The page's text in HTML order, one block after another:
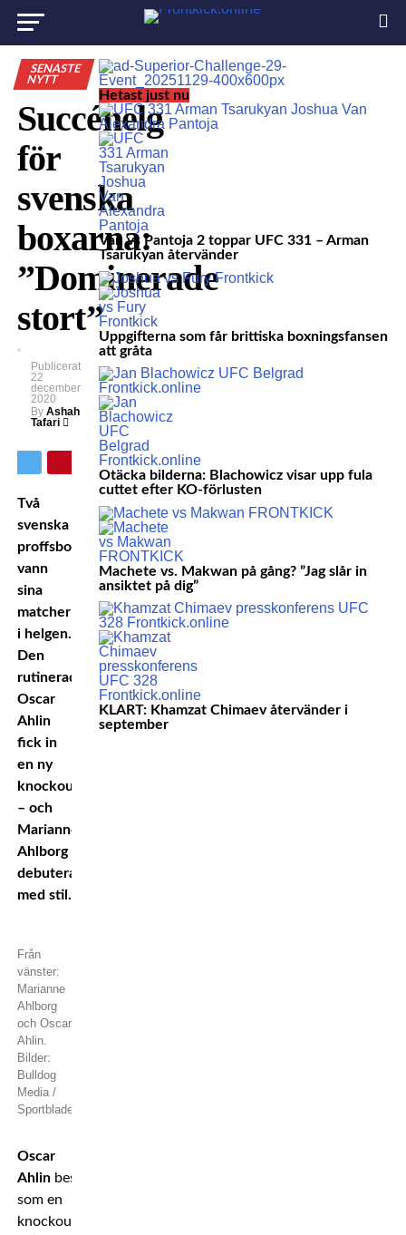
SENASTE
NYTT
Succéhelg
för
svenska
boxarna:
”Dominerade
stort”
Publicerat
22
december
2020
By Ashah
Tafari
Två
svenska
proffsboxare
vann
sina
matcher
i helgen.
Den
rutinerade
Oscar
Ahlin
fick in
en ny
knockoutseger
– och
Marianne
Ahlborg
debuterade
med stil.
Från
vänster:
Marianne
Ahlborg
och Oscar
Ahlin.
Bilder:
Bulldog
Media /
Sportbladet
Oscar
Ahlin beskrivs
som en
knockoutkung
Hetast just nu
Van vs Pantoja 2 toppar UFC 331 – Arman
Tsarukyan återvänder
Uppgifterna som får brittiska boxningsfansen
att gråta
Otäcka bilderna: Blachowicz visar upp fula
cuttet efter KO-förlusten
Machete vs. Makwan på gång? ”Jag slår in
ansiktet på dig”
KLART: Khamzat Chimaev återvänder i
september